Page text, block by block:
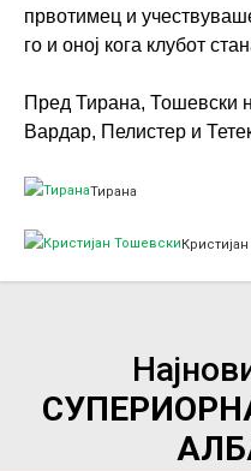
првотимец и
го и оној кога клубот
Пред Тирана, Тошевски
Вардар, Пелистер и
Тирана